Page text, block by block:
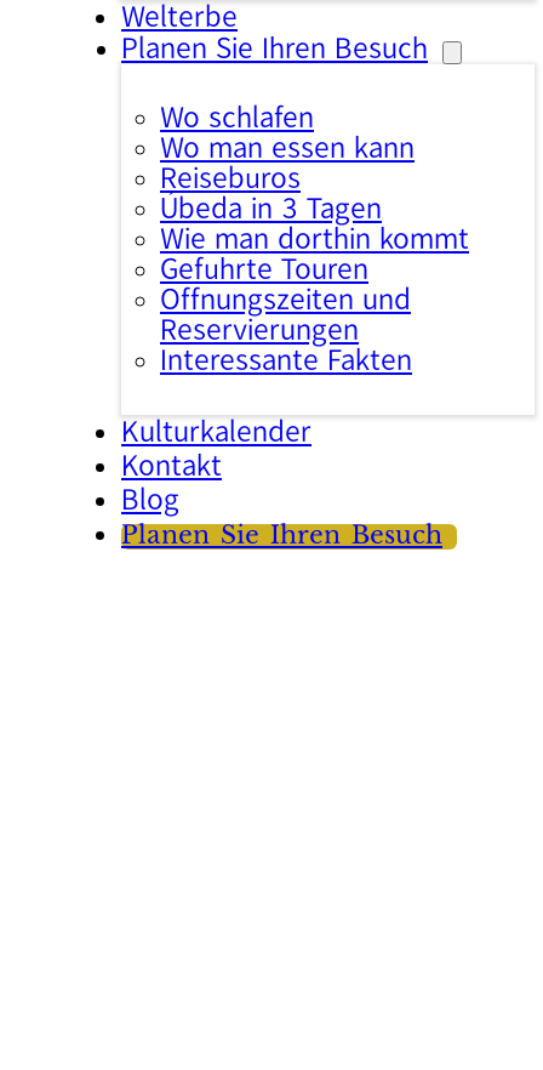
Welterbe
Planen Sie Ihren Besuch
Wo schlafen
Wo man essen kann
Reisebüros
Úbeda in 3 Tagen
Wie man dorthin kommt
Geführte Touren
Öffnungszeiten und
Reservierungen
Interessante Fakten
Kulturkalender
Kontakt
Blog
Planen Sie Ihren Besuch